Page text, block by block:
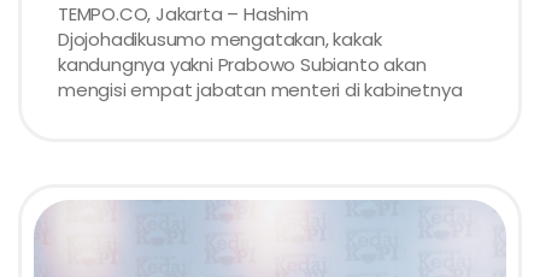
TEMPO.CO, Jakarta – Hashim
Djojohadikusumo mengatakan, kakak
kandungnya yakni Prabowo Subianto akan
mengisi empat jabatan menteri di kabinetnya